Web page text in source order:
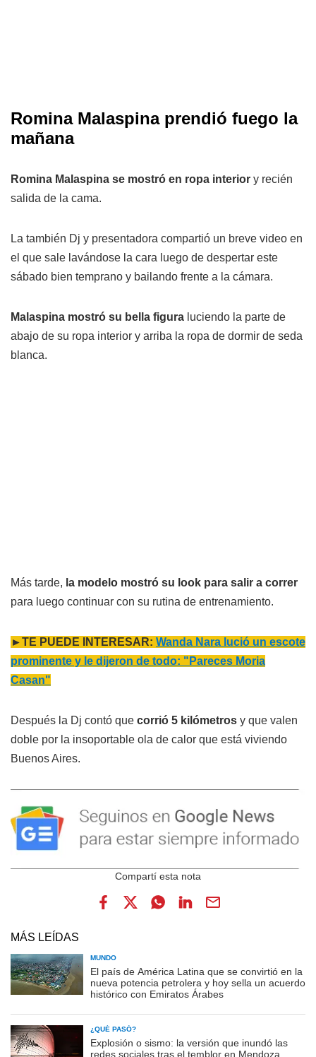
Romina Malaspina prendió fuego la
mañana
Romina Malaspina se mostró en ropa interior y recién
salida de la cama.
La también Dj y presentadora compartió un breve video en
el que sale lavándose la cara luego de despertar este
sábado bien temprano y bailando frente a la cámara.
Malaspina mostró su bella figura luciendo la parte de
abajo de su ropa interior y arriba la ropa de dormir de seda
blanca.
Más tarde, la modelo mostró su look para salir a correr
para luego continuar con su rutina de entrenamiento.
►TE PUEDE INTERESAR: Wanda Nara lució un escote
prominente y le dijeron de todo: "Pareces Moria
Casan"
Después la Dj contó que corrió 5 kilómetros y que valen
doble por la insoportable ola de calor que está viviendo
Buenos Aires.
MÁS LEÍDAS
MUNDO
El país de América Latina que se convirtió en la
nueva potencia petrolera y hoy sella un acuerdo
histórico con Emiratos Árabes
¿QUÉ PASÓ?
Explosión o sismo: la versión que inundó las
redes sociales tras el temblor en Mendoza